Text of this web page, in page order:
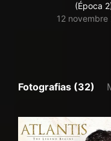
(Época
12 novembre
Fotografias (32)